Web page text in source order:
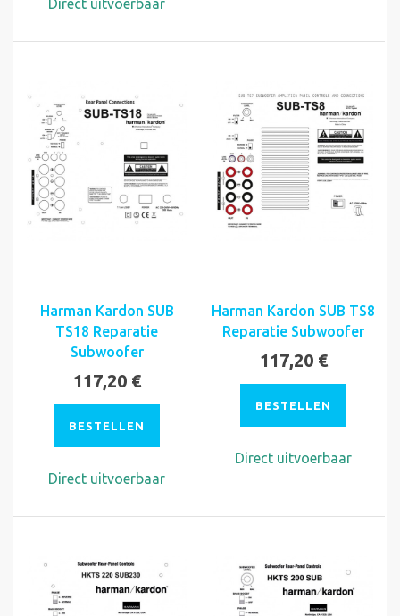
Direct uitvoerbaar
Harman Kardon SUB
TS18 Reparatie
Subwoofer
117,20 €
BESTELLEN
Direct uitvoerbaar
Harman Kardon SUB TS8
Reparatie Subwoofer
117,20 €
BESTELLEN
Direct uitvoerbaar